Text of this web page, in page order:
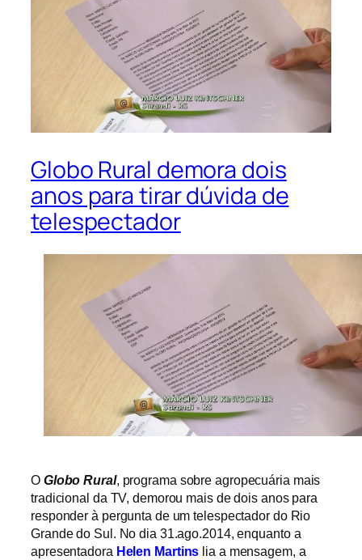
Globo Rural demora dois
anos para tirar dúvida de
telespectador
O Globo Rural, programa sobre agropecuária mais
tradicional da TV, demorou mais de dois anos para
responder à pergunta de um telespectador do Rio
Grande do Sul. No dia 31.ago.2014, enquanto a
apresentadora Helen Martins lia a mensagem, a